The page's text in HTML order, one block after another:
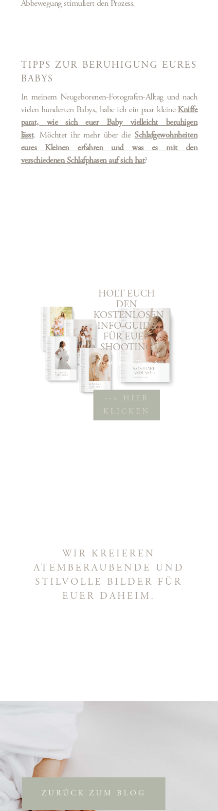
Abbewegung stimuliert den Prozess.
TIPPS ZUR BERUHIGUNG EURES
BABYS
In meinem Neugeborenen-Fotografen-Alltag und nach
vielen hunderten Babys, habe ich ein paar kleine Kniffe
parat, wie sich euer Baby vielleicht beruhigen
lässt. Möchtet ihr mehr über die Schlafgewohnheiten
eures Kleinen erfahren und was es mit den
verschiedenen Schlafphasen auf sich hat?
HOLT EUCH
DEN
KOSTENLOSEN
INFO-GUIDE
FÜR EUER
SHOOTING
40 Seiten Tipps &
Infos
--> HIER
KLICKEN
WIR KREIEREN
ATEMBERAUBENDE UND
STILVOLLE BILDER FÜR
EUER DAHEIM.
ZURÜCK ZUM BLOG